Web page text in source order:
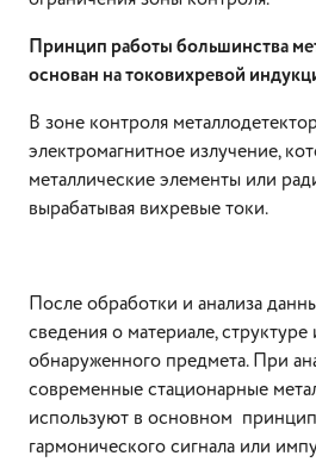
Принцип работы большинства
основан на токовихревой
В зоне контроля
электромагнитное излучение,
металлические элементы или
вырабатывая вихревые токи.
После обработки и анализа
сведения о материале,
обнаруженного предмета. При
современные стационарные
используют в основном
гармонического сигнала или